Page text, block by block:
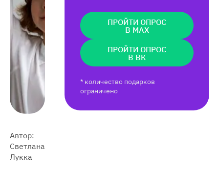
Автор:
Светлана
Лукка
ПРОЙТИ ОПРОС
В MAX
ПРОЙТИ ОПРОС
В ВК
* количество подарков
ограничено